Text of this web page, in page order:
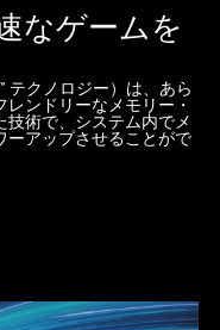
速なゲームを
テクノロジー）は、あら
ンドリーなメモリー・
術で、システム内でメ
ーアップさせることがで